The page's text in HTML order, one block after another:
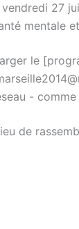
27
mentale
le
-
de